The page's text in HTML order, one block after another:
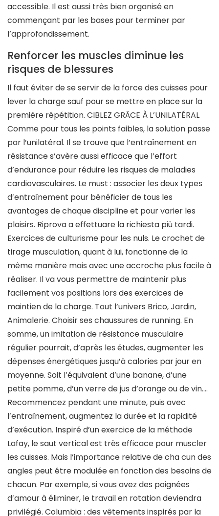
accessible. Il est aussi très bien organisé en
commençant par les bases pour terminer par
l’approfondissement.
Renforcer les muscles diminue les
risques de blessures
Il faut éviter de se servir de la force des cuisses pour
lever la charge sauf pour se mettre en place sur la
première répétition. CIBLEZ GRÂCE À L’UNILATÉRAL
Comme pour tous les points faibles, la solution passe
par l’unilatéral. Il se trouve que l’entraînement en
résistance s’avère aussi efficace que l’effort
d’endurance pour réduire les risques de maladies
cardiovasculaires. Le must : associer les deux types
d’entraînement pour bénéficier de tous les
avantages de chaque discipline et pour varier les
plaisirs. Riprova a effettuare la richiesta più tardi.
Exercices de culturisme pour les nuls. Le crochet de
tirage musculation, quant à lui, fonctionne de la
même manière mais avec une accroche plus facile à
réaliser. Il va vous permettre de maintenir plus
facilement vos positions lors des exercices de
maintien de la charge. Tout l’univers Brico, Jardin,
Animalerie. Choisir ses chaussures de running. En
somme, un imitation de résistance musculaire
régulier pourrait, d’après les études, augmenter les
dépenses énergétiques jusqu’à calories par jour en
moyenne. Soit l’équivalent d’une banane, d’une
petite pomme, d’un verre de jus d’orange ou de vin….
Recommencez pendant une minute, puis avec
l’entraînement, augmentez la durée et la rapidité
d’exécution. Inspiré d’un exercice de la méthode
Lafay, le saut vertical est très efficace pour muscler
les cuisses. Mais l’importance relative de cha cun des
angles peut être modulée en fonction des besoins de
chacun. Par exemple, si vous avez des poignées
d’amour à éliminer, le travail en rotation deviendra
privilégié. Columbia : des vêtements inspirés par la